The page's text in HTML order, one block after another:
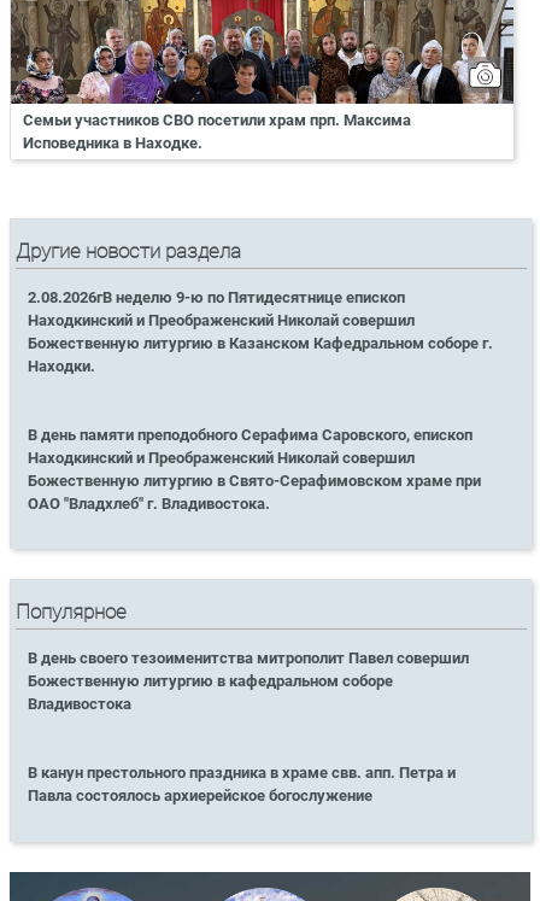
Семьи участников СВО посетили храм прп. Максима
Исповедника в Находке.
Другие новости раздела
2.08.2026гВ неделю 9-ю по Пятидесятнице епископ
Находкинский и Преображенский Николай совершил
Божественную литургию в Казанском Кафедральном соборе г.
Находки.
В день памяти преподобного Серафима Саровского, епископ
Находкинский и Преображенский Николай совершил
Божественную литургию в Свято-Серафимовском храме при
ОАО "Владхлеб" г. Владивостока.
Популярное
В день своего тезоименитства митрополит Павел совершил
Божественную литургию в кафедральном соборе
Владивостока
В канун престольного праздника в храме свв. апп. Петра и
Павла состоялось архиерейское богослужение